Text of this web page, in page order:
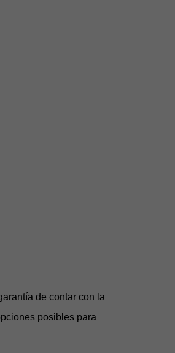
de contar con la
posibles para